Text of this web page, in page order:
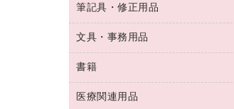
ティッシュペーパー
ダストボックス
タオル・アメニティ用品
スリッパ・サンダル・シューズ
ＯＡタップ／延長コード
その他電子文具
伝票
典礼用品
帳簿
名刺整理用品
板目表紙・綴込表紙
背幅が伸びるファイル
統一伝票用ファイル
収納保存用品
筆記具・修正用品
万年筆
消しゴム
修正液・修正ペン
文具・事務用品
輪ゴム
両面テープ
書籍
パソコンソフト
医療関連用品